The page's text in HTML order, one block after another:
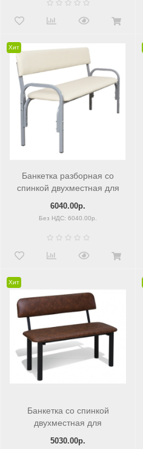
Хит
Банкетка разборная со
спинкой двухместная для
6040.00р.
Без НДС: 6040.00р.
Хит
Банкетка со спинкой
двухместная для
5030.00р.